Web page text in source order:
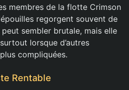
membres de la flotte Crimson
regorgent souvent de
sembler brutale, mais elle
lorsque d’autres
compliquées.
Rentable